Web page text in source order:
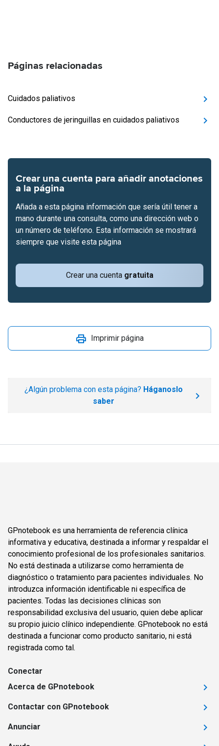
Páginas relacionadas
Cuidados paliativos
Conductores de jeringuillas en cuidados paliativos
Crear una cuenta para añadir anotaciones
a la página
Crear una cuenta gratuita
Añada a esta página información que sería útil tener a
mano durante una consulta, como una dirección web o
un número de teléfono. Esta información se mostrará
siempre que visite esta página
Imprimir página
¿Algún problema con esta página? Háganoslo
saber
GPnotebook es una herramienta de referencia clínica
informativa y educativa, destinada a informar y respaldar el
conocimiento profesional de los profesionales sanitarios.
No está destinada a utilizarse como herramienta de
diagnóstico o tratamiento para pacientes individuales. No
introduzca información identificable ni específica de
pacientes. Todas las decisiones clínicas son
responsabilidad exclusiva del usuario, quien debe aplicar
su propio juicio clínico independiente. GPnotebook no está
destinada a funcionar como producto sanitario, ni está
registrada como tal.
Conectar
Acerca de GPnotebook
Contactar con GPnotebook
Anunciar